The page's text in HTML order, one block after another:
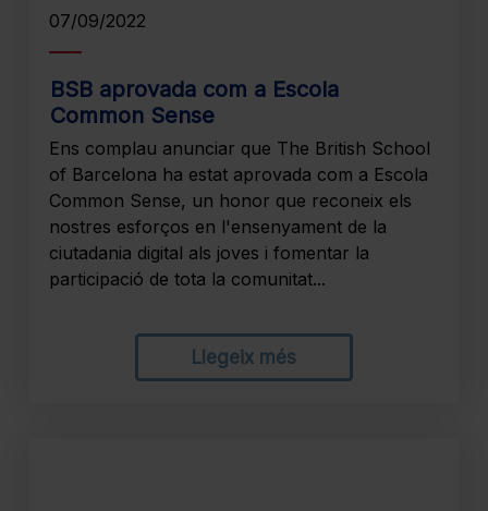
07/09/2022
BSB aprovada com a Escola
Common Sense
Ens complau anunciar que The British School
of Barcelona ha estat aprovada com a Escola
Common Sense, un honor que reconeix els
nostres esforços en l'ensenyament de la
ciutadania digital als joves i fomentar la
participació de tota la comunitat...
Llegeix més